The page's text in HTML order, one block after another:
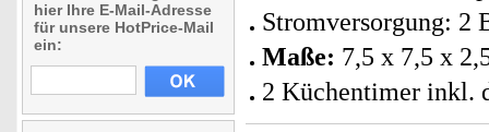
hier Ihre E-Mail-Adresse
für unsere HotPrice-Mail
ein:
Stromversorgung: 2
Maße: 7,5 x 7,5 x
2 Küchentimer inkl.